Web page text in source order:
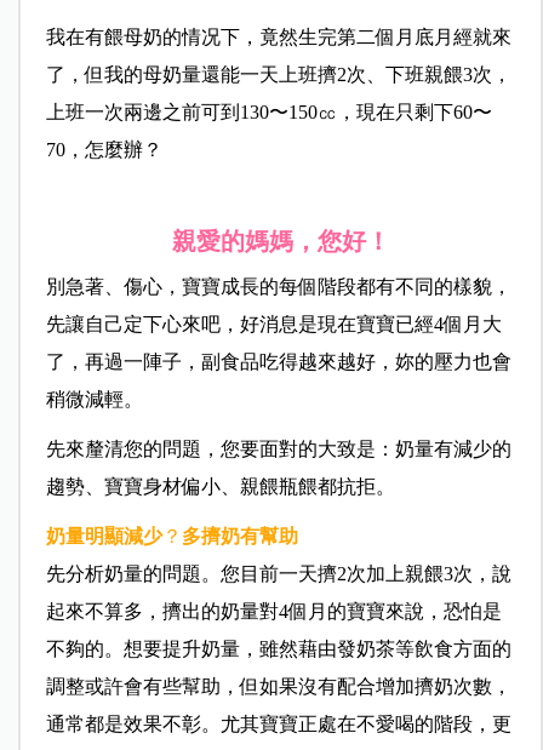
我在有餵母奶的情况下，竟然生完第二個月底月經就來
了，但我的母奶量還能一天上班擠2次、下班親餵3次，
上班一次兩邊之前可到130〜150㏄，現在只剩下60〜
70，怎麼辦？
親愛的媽媽，您好！
別急著、傷心，寶寶成長的每個階段都有不同的樣貌，
先讓自己定下心來吧，好消息是現在寶寶已經4個月大
了，再過一陣子，副食品吃得越來越好，妳的壓力也會
稍微減輕。
先來釐清您的問題，您要面對的大致是：奶量有減少的
趨勢、寶寶身材偏小、親餵瓶餵都抗拒。
奶量明顯減少？ 多擠奶有幫助
先分析奶量的問題。您目前一天擠2次加上親餵3次，說
起來不算多，擠出的奶量對4個月的寶寶來說，恐怕是
不夠的。想要提升奶量，雖然藉由發奶茶等飲食方面的
調整或許會有些幫助，但如果沒有配合增加擠奶次數，
通常都是效果不彰。尤其寶寶正處在不愛喝的階段，更